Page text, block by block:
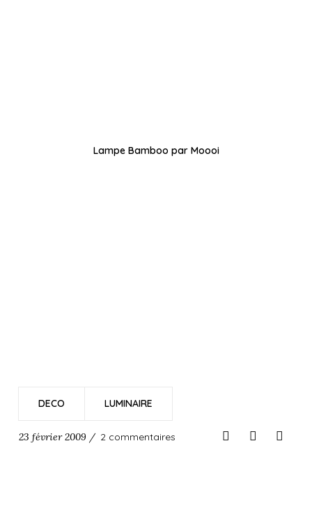
Lampe Bamboo par Moooi
DECO LUMINAIRE
23 février 2009 / 2 commentaires